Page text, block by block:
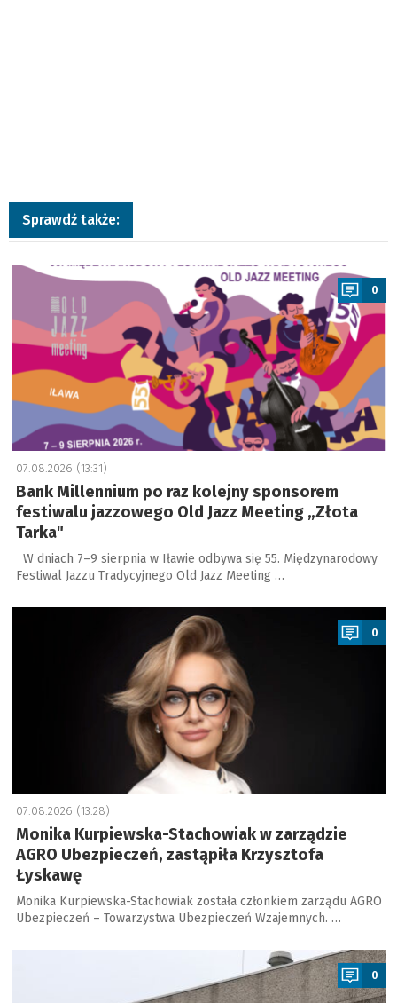
Sprawdź także:
a
0
07.08.2026 (13:31)
Bank Millennium po raz kolejny sponsorem
festiwalu jazzowego Old Jazz Meeting „Złota
Tarka"
W dniach 7–9 sierpnia w Iławie odbywa się 55. Międzynarodowy
Festiwal Jazzu Tradycyjnego Old Jazz Meeting …
a
0
07.08.2026 (13:28)
Monika Kurpiewska-Stachowiak w zarządzie
AGRO Ubezpieczeń, zastąpiła Krzysztofa
Łyskawę
Monika Kurpiewska-Stachowiak została członkiem zarządu AGRO
Ubezpieczeń – Towarzystwa Ubezpieczeń Wzajemnych. …
0